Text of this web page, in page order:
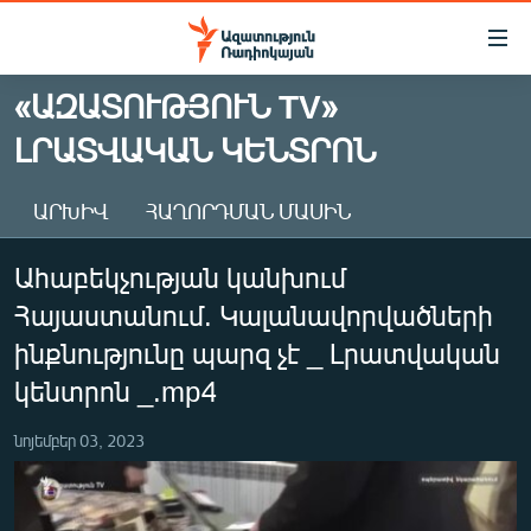
Մատչելիության
Անցնել
հիմնական
բովանդակությանը
հիմնական
ԱԶԱՏՈՒԹՅՈՒՆ TV
ՀԱՅԱՍՏԱՆ
ՔԱՂԱՔԱԿԱՆ
ԻՐԱՎՈՒՆՔ
ՀԱՍԱՐԱԿՈՒԹՅՈՒՆ
ՏՆՏԵՍՈՒԹՅՈՒՆ
ՊԱՏԵՐԱԶՄԻ 6 ՇԱԲԱԹՆԵՐԸ
ՏԱՐԱԾԱՇՐՋԱՆ
«ԱԶԱՏՈՒԹՅՈՒՆ TV»
ԼՐԱՏՎԱԿԱՆ ԿԵՆՏՐՈՆ
ԱՐԽԻՎ ՀԱՂՈՐԴՄԱՆ ՄԱՍԻՆ
Ահաբեկչության կանխում
Հայաստանում. Կալանավորվածների
ինքնությունը պարզ չէ _ Լրատվական
կենտրոն _.mp4
նոյեմբեր 03, 2023